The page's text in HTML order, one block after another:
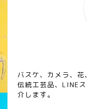
バスケ、カメラ、花
伝統工芸品、LINE
介します。